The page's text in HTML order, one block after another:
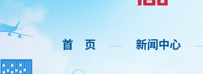
首 页 —— 新闻中心